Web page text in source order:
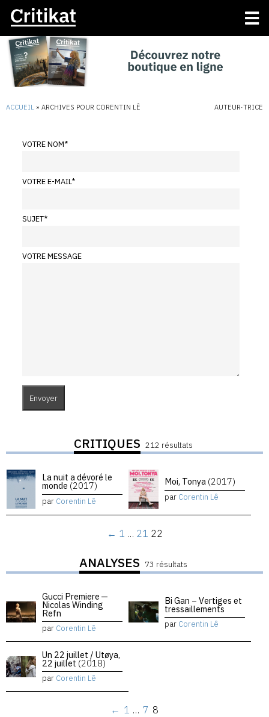
ACCUEIL » ARCHIVES POUR CORENTIN LÊ AUTEUR·TRICE
VOTRE NOM*
VOTRE E-MAIL*
SUJET*
VOTRE MESSAGE
CRITIQUES 212 résultats
La nuit a dévoré le
monde (2017)
par Corentin Lê
Moi, Tonya (2017)
par Corentin Lê
← 1 … 21 22
ANALYSES 73 résultats
Gucci Premiere —
Nicolas Winding
Refn
par Corentin Lê
Bi Gan – Vertiges et
tressaillements
par Corentin Lê
Un 22 juillet / Utøya,
22 juillet (2018)
par Corentin Lê
← 1 … 7 8